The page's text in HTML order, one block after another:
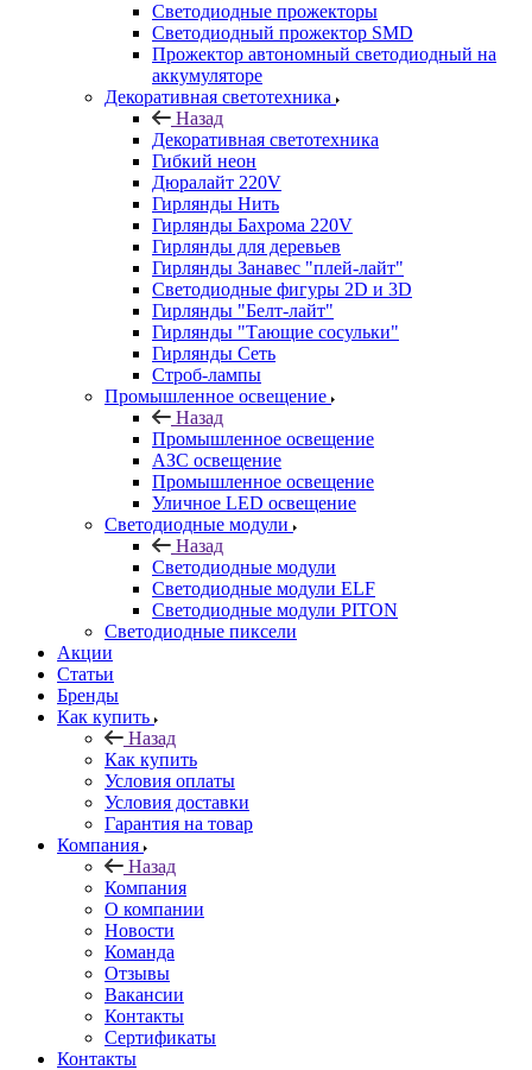
Светодиодные прожекторы
Светодиодный прожектор SMD
Прожектор автономный светодиодный на
аккумуляторе
Декоративная светотехника
Назад
Декоративная светотехника
Гибкий неон
Дюралайт 220V
Гирлянды Нить
Гирлянды Бахрома 220V
Гирлянды для деревьев
Гирлянды Занавес "плей-лайт"
Светодиодные фигуры 2D и 3D
Гирлянды "Белт-лайт"
Гирлянды "Тающие сосульки"
Гирлянды Сеть
Строб-лампы
Промышленное освещение
Назад
Промышленное освещение
АЗС освещение
Промышленное освещение
Уличное LED освещение
Светодиодные модули
Назад
Светодиодные модули
Светодиодные модули ELF
Светодиодные модули PITON
Светодиодные пиксели
Акции
Статьи
Бренды
Как купить
Назад
Как купить
Условия оплаты
Условия доставки
Гарантия на товар
Компания
Назад
Компания
О компании
Новости
Команда
Отзывы
Вакансии
Контакты
Сертификаты
Контакты